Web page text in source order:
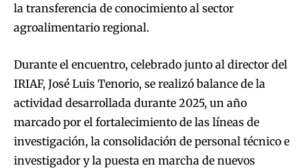
la transferencia de conocimiento al sector
agroalimentario regional.
Durante el encuentro, celebrado junto al director del
IRIAF, José Luis Tenorio, se realizó balance de la
actividad desarrollada durante 2025, un año
marcado por el fortalecimiento de las líneas de
investigación, la consolidación de personal técnico e
investigador y la puesta en marcha de nuevos